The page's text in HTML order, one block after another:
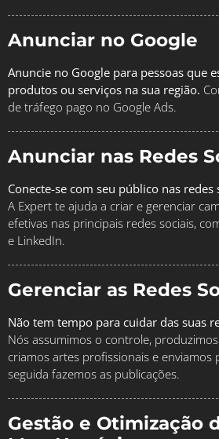
Anunciar no Google
Anuncie no Google para pessoas que
produtos ou serviços na sua região.
de tráfego pago no Google Ads.
Anunciar nas Redes
Conecte-se com seu público nas redes
A Expert te ajuda a criar e gerenciar
efetivas nas principais redes sociais,
e LinkedIn.
Gerenciar as Redes
Não tem tempo para cuidar das suas
Nós assumimos o controle,
criamos artes profissionais e enviamos
seguida fazemos as publicações.
Gestão e Otimização